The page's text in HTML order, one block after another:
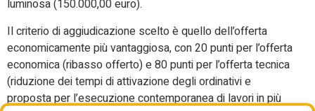
luminosa (150.000,00 euro).
Il criterio di aggiudicazione scelto è quello dell’offerta
economicamente più vantaggiosa, con 20 punti per l’offerta
economica (ribasso offerto) e 80 punti per l’offerta tecnica
(riduzione dei tempi di attivazione degli ordinativi e
proposta per l’esecuzione contemporanea di lavori in più